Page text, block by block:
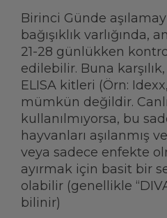
Birinci Günde
bağışıklık varlığında,
21-28 günlükken
edilebilir. Buna
ELISA kitleri (Örn:
mümkün değildir. Canlı
kullanılmıyorsa, bu
hayvanları aşılanmış
veya sadece enfekte
ayırmak için basit bir
olabilir (genellikle
bilinir)